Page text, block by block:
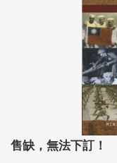
售缺，無法下訂！